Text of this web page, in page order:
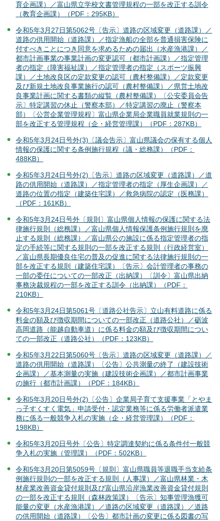
育企画課）／富山県立学校文書管理規程の一部を改正する訓令
（教育企画課）（PDF：295KB）
令和5年3月27日第5062号〔告示〕道路の区域変更（道路課）／
道路の供用開始（道路課）／指定漁船の全部を普通損害保険に
付すべきことにつき同意を求めるための届出（水産漁港課）／
都市計画事業の事業計画の変更認可（都市計画課）／指定管理
者の指定（障害福祉課）／指定管理者の指定（スポーツ振興
課）／土地改良区の定款変更の認可（農村整備課）／定款変更
及び新規土地改良事業施行の認可（農村整備課）／県営土地改
良事業計画に関する書類の縦覧（農村整備課）〔公安委員会告
示〕特定講習の休止（警察本部）／特定講習の廃止（警察本
部）〔公営企業管理規程〕富山県企業局企業職員就業規則の一
部を改正する管理規程（企・経営管理課）（PDF：287KB）
令和5年3月24日号外(3)〔議会告示〕富山県議会の保有する個人
情報の保護に関する条例施行規程（議・総務課）（PDF：
488KB）
令和5年3月24日号外(2)〔告示〕道路の区域変更（道路課）／道
路の供用開始（道路課）／指定管理者の指定（厚生企画課）／
道路の位置の指定（建築住宅課）／救急病院の認定（医務課）
（PDF：161KB）
令和5年3月24日号外〔規則〕富山県個人情報の保護に関する法
律施行規則（総務課）／富山県個人情報保護条例施行規則を廃
止する規則（総務課）／富山県公の施設に係る指定管理者の指
定の手続等に関する規則の一部を改正する規則（行政経営室）
／富山県長期優良住宅の普及の促進に関する法律施行規則の一
部を改正する規則（建築住宅課）〔告示〕会計管理者の事務の
一部の委任についての一部改正（出納課）〔訓令〕富山県出納
事務決裁規程の一部を改正する訓令（出納課）（PDF：
210KB）
令和5年3月24日第5061号〔道路公社告示〕立山有料道路に係る
料金の額及び徴収期間についての一部改正（道路公社）／砺波
高岡道路（能越自動車道）に係る料金の額及び徴収期間につい
ての一部改正（道路公社）（PDF：123KB）
令和5年3月22日第5060号〔告示〕道路の区域変更（道路課）／
道路の供用開始（道路課）〔公告〕公共測量の終了（建設技術
企画課）／基本測量の実施（建設技術企画課）／都市計画事業
の施行（都市計画課）（PDF：184KB）
令和5年3月20日号外(2)〔公告〕企業局子育て支援事業「とやま
っ子すくすく電気」申請受付・認定業務等に係る労働者派遣業
務に係る一般競争入札の実施（企・経営管理課）（PDF：
198KB）
令和5年3月20日号外〔公告〕特定調達契約に係る条件付一般競
争入札の実施（管理課）（PDF：502KB）
令和5年3月20日第5059号〔規則〕富山県職員等退職手当支給条
例施行規則の一部を改正する規則（人事課）／富山県林業・木
材産業改善資金貸付規則及び富山県沿岸漁業改善資金貸付規則
の一部を改正する規則（森林政策課）〔告示〕知事管理漁獲可
能量の変更（水産漁港課）／道路の区域変更（道路課）／道路
の供用開始（道路課）〔公告〕都市計画の変更に係る図書の写